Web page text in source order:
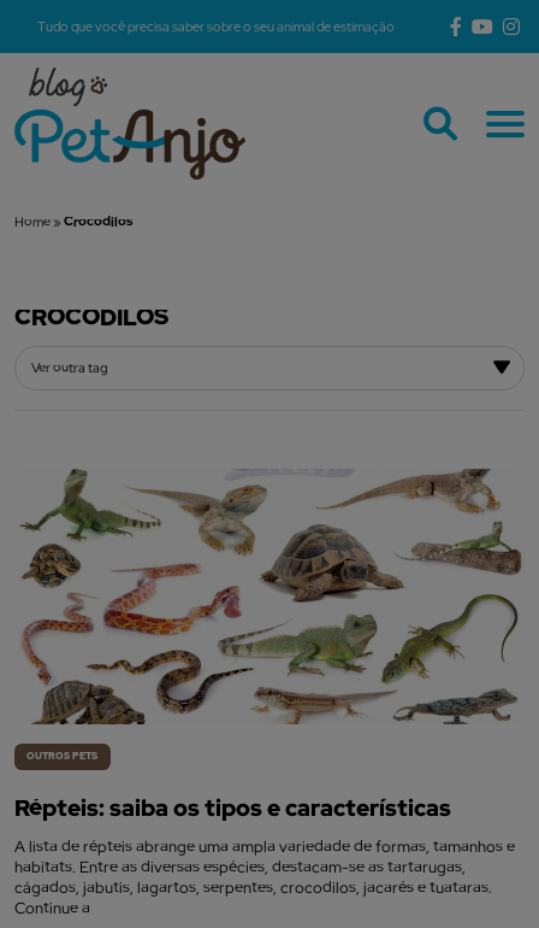
Tudo que você precisa saber sobre o seu animal de estimação
Home » Crocodilos
CROCODILOS
OUTROS PETS
Répteis: saiba os tipos e características
A lista de répteis abrange uma ampla variedade de formas, tamanhos e
habitats. Entre as diversas espécies, destacam-se as tartarugas,
cágados, jabutis, lagartos, serpentes, crocodilos, jacarés e tuataras.
Continue a